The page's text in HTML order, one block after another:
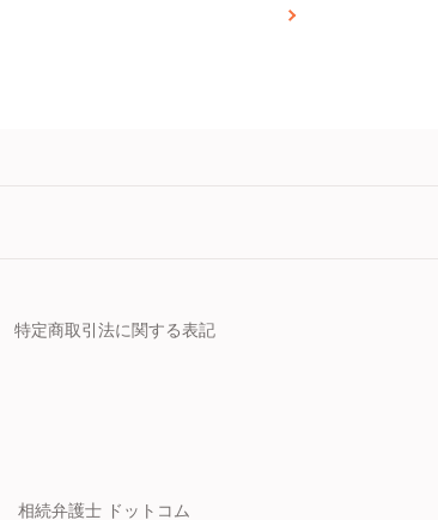
特定商取引法に関する表記
相続弁護士 ドットコム